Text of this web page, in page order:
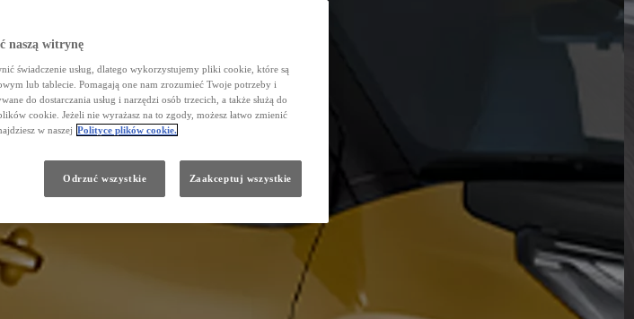
naszą witrynę
świadczenie usług, dlatego wykorzystujemy pliki cookie, które są
lub tablecie. Pomagają one nam zrozumieć Twoje potrzeby i
do dostarczania usług i narzędzi osób trzecich, a także służą do
cookie. Jeżeli nie wyrażasz na to zgody, możesz łatwo zmienić
w naszej Polityce plików cookie.
Odrzuć wszystkie Zaakceptuj wszystkie